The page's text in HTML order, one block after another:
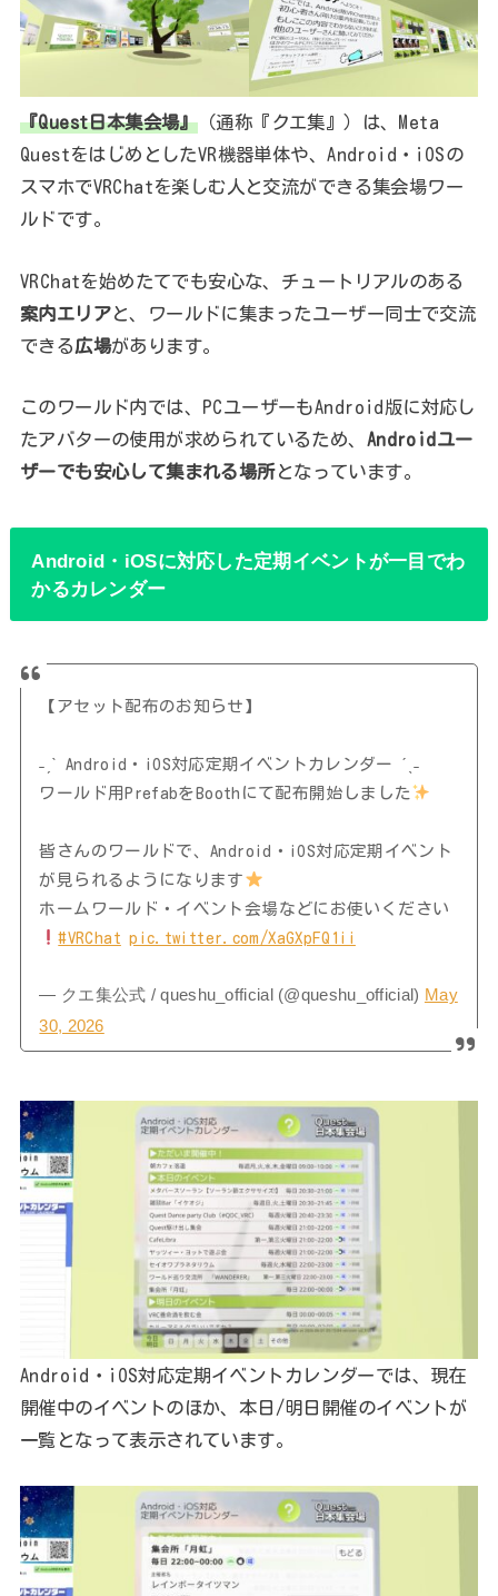
『Quest日本集会場』（通称『クエ集』）は、Meta
QuestをはじめとしたVR機器単体や、Android・iOSの
スマホでVRChatを楽しむ人と交流ができる集会場ワー
ルドです。
VRChatを始めたてでも安心な、チュートリアルのある
案内エリアと、ワールドに集まったユーザー同士で交流
できる広場があります。
このワールド内では、PCユーザーもAndroid版に対応し
たアバターの使用が求められているため、 Androidユー
ザーでも安心して集まれる場所となっています。
Android・iOSに対応した定期イベントが一目でわ
かるカレンダー
【アセット配布のお知らせ】
˗ˏˋ Android・iOS対応定期イベントカレンダー ˊˎ˗
ワールド用PrefabをBoothにて配布開始しました
皆さんのワールドで、Android・iOS対応定期イベント
が見られるようになります
ホームワールド・イベント会場などにお使いください
#VRChat pic.twitter.com/XaGXpFQ1ii
— クエ集公式 / queshu_official (@queshu_official) May
30, 2026
Android・iOS対応定期イベントカレンダーでは、現在
開催中のイベントのほか、本日/明日開催のイベントが
一覧となって表示されています。